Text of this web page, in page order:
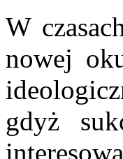
W
nowej
gdyż